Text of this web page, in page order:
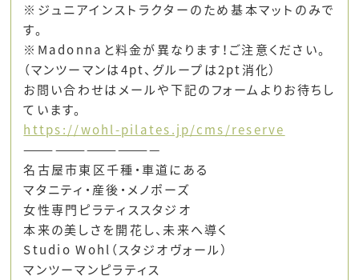
※ジュニアインストラクターのため基本マットのみで
す。
※Madonnaと料金が異なります！ご注意ください。
（マンツーマンは4pt、グループは2pt消化）
お問い合わせはメールや下記のフォームよりお待ちし
ています。
https://wohl-pilates.jp/cms/reserve
—————————————
名古屋市東区千種・車道にある
マタニティ・産後・メノポーズ
女性専門ピラティススタジオ
本来の美しさを開花し、未来へ導く
Studio Wohl（スタジオヴォール）
マンツーマンピラティス